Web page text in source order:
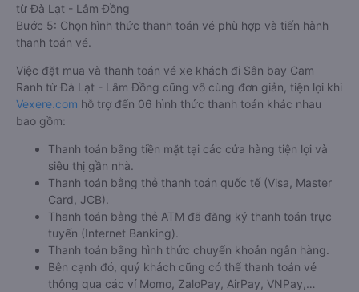
từ Đà Lạt - Lâm Đồng
Bước 5: Chọn hình thức thanh toán vé phù hợp và tiến hành
thanh toán vé.
Việc đặt mua và thanh toán vé xe khách đi Sân bay Cam
Ranh từ Đà Lạt - Lâm Đồng cũng vô cùng đơn giản, tiện lợi khi
Vexere.com hỗ trợ đến 06 hình thức thanh toán khác nhau
bao gồm:
Thanh toán bằng tiền mặt tại các cửa hàng tiện lợi và
siêu thị gần nhà.
Thanh toán bằng thẻ thanh toán quốc tế (Visa, Master
Card, JCB).
Thanh toán bằng thẻ ATM đã đăng ký thanh toán trực
tuyến (Internet Banking).
Thanh toán bằng hình thức chuyển khoản ngân hàng.
Bên cạnh đó, quý khách cũng có thể thanh toán vé
thông qua các ví Momo, ZaloPay, AirPay, VNPay,…